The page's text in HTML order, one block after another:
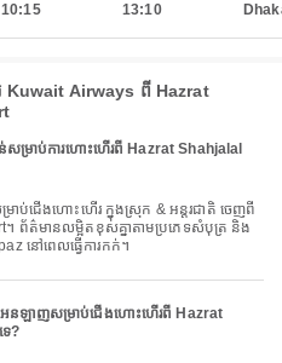
10:15 13:10
Airways ពី Hazrat
សម្រាប់ការហោះហើរពី Hazrat Shahjalal
ព័ត៌មានលម្អិតខុសគ្នាតាមប្រភេទសំបុត្រ និង
នៅពេលធ្វើការកក់។
អនឡាញសម្រាប់ជើងហោះហើរពី Hazrat
?